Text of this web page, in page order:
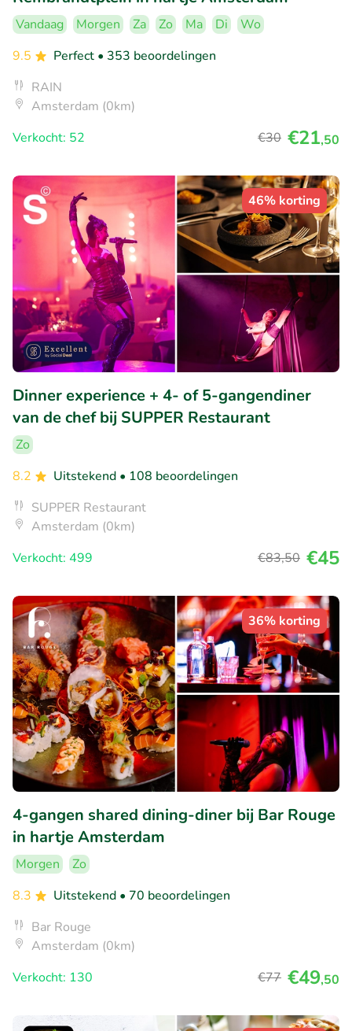
Vandaag Morgen Za Zo Ma Di
Wo
9.5
Perfect • 353 beoordelingen
RAIN
Amsterdam (0km)
Verkocht: 52
€30 €21,50
46% korting
Dinner experience + 4- of 5-gangendiner
van de chef bij SUPPER Restaurant
Zo
8.2
Uitstekend • 108 beoordelingen
SUPPER Restaurant
Amsterdam (0km)
Verkocht: 499
€83,50 €45
36% korting
4-gangen shared dining-diner bij Bar Rouge
in hartje Amsterdam
Morgen
Zo
8.3
Uitstekend • 70 beoordelingen
Bar Rouge
Amsterdam (0km)
Verkocht: 130
€77 €49,50